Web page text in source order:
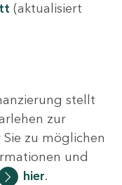
(aktualisiert
stellt
zur
zu möglichen
und
hier.